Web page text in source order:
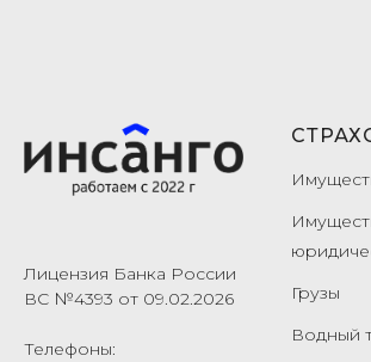
Лицензия Банка России
ВС №4393 от 09.02.2026
Телефоны:
Грузы
Водный